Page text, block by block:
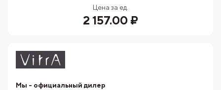
Цена за ед.
2 157.00 ₽
Мы - официальный дилер